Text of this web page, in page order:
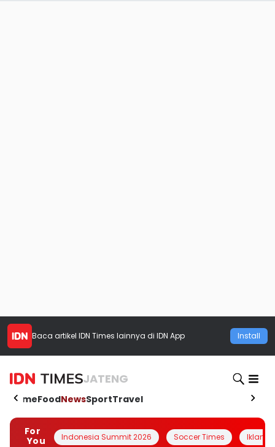
Baca artikel IDN Times lainnya di IDN App Install
JATENG
HomeFoodNewsSportTravel
For
You
Indonesia Summit 2026 Soccer Times Iklanin